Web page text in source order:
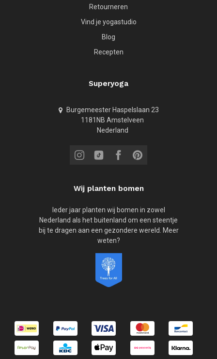
Retourneren
Vind je yogastudio
Blog
Recepten
Superyoga
Burgemeester Haspelslaan 23
1181NB Amstelveen
Nederland
Wij planten bomen
Ieder jaar planten wij bomen in zowel
Nederland als het buitenland om een steentje
bij te dragen aan een gezondere wereld. Meer
weten?